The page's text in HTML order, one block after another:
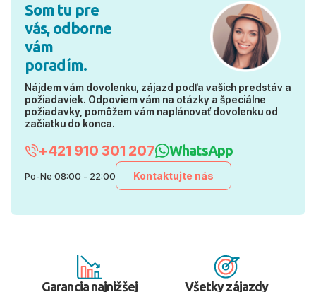
Som tu pre
vás, odborne
vám
poradím.
Nájdem vám dovolenku, zájazd podľa vašich predstáv a
požiadaviek. Odpoviem vám na otázky a špeciálne
požiadavky, pomôžem vám naplánovať dovolenku od
začiatku do konca.
+421 910 301 207 WhatsApp
Po-Ne 08:00 - 22:00 Kontaktujte nás
Garancia najnižšej
Všetky zájazdy